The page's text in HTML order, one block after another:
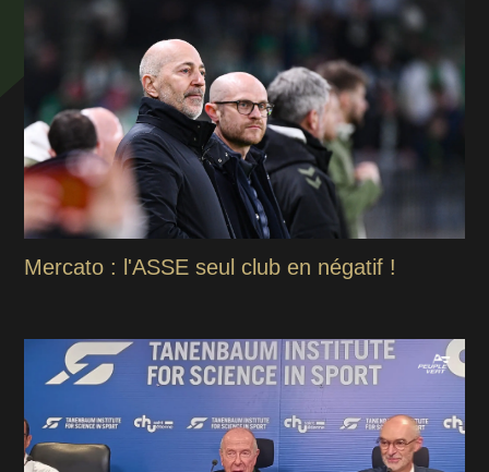
Mercato : l'ASSE seul club en négatif !